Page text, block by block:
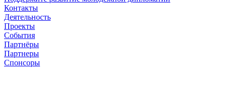
Контакты
Деятельность
Проекты
События
Партнёры
Партнеры
Спонсоры